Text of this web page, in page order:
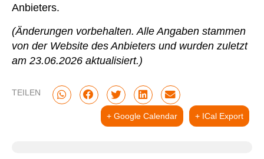
Anbieters.
(Änderungen vorbehalten. Alle Angaben stammen
von der Website des Anbieters und wurden zuletzt
am 23.06.2026 aktualisiert.)
TEILEN
+ Google Calendar + ICal Export